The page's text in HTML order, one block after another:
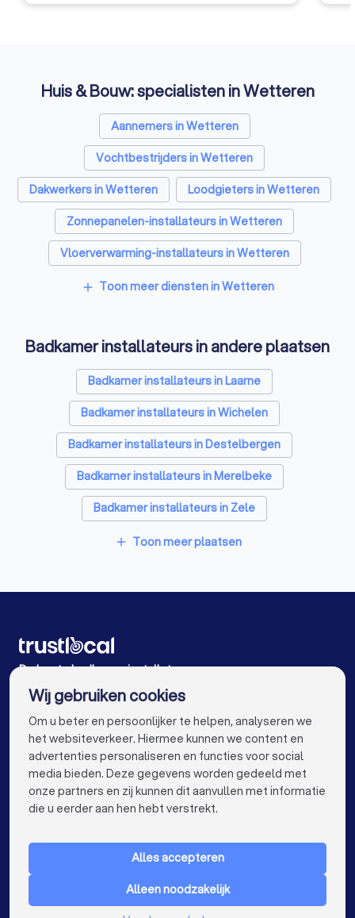
Huis & Bouw: specialisten in Wetteren
Aannemers in Wetteren
Vochtbestrijders in Wetteren
Dakwerkers in Wetteren
Loodgieters in Wetteren
Zonnepanelen-installateurs in Wetteren
Vloerverwarming-installateurs in Wetteren
Airco installateurs in Wetteren
Laadpaal installateurs in Wetteren
Zonwering specialisten in Wetteren
Schrijnwerkers in Wetteren
Warmtepomp installateurs in Wetteren
Glashandels in Wetteren
EPC-keurders in Wetteren
Klusjesmannen in Wetteren
add Toon meer diensten in Wetteren
Badkamer installateurs in andere plaatsen
Badkamer installateurs in Laarne
Badkamer installateurs in Wichelen
Badkamer installateurs in Destelbergen
Badkamer installateurs in Merelbeke
Badkamer installateurs in Zele
Badkamer installateurs in Aalst
Badkamer installateurs in Gent Wondelgem
Badkamer installateurs in Gent Sint-Amandsberg
Badkamer installateurs in Antwerpen
Badkamer installateurs in Brugge
Badkamer installateurs in Leuven
Badkamer installateurs in Mechelen
Badkamer installateurs in Hasselt
Badkamer installateurs in Sint-Niklaas
add Toon meer plaatsen
De beste badkamer installateurs voor u
VOOR PARTICULIEREN keyboard_arrow_down
Nederland
Wij gebruiken cookies
Om u beter en persoonlijker te helpen, analyseren we
het websiteverkeer. Hiermee kunnen we content en
advertenties personaliseren en functies voor social
media bieden. Deze gegevens worden gedeeld met
onze partners en zij kunnen dit aanvullen met informatie
die u eerder aan hen hebt verstrekt.
Alles accepteren
Alleen noodzakelijk